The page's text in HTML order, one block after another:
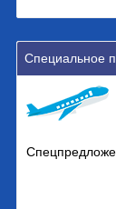
Специальное